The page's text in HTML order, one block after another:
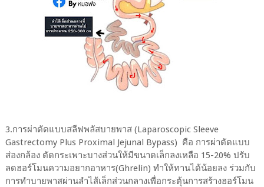
3.การผ่าตัดแบบสลีฟพลัสบายพาส (Laparoscopic Sleeve
Gastrectomy Plus Proximal Jejunal Bypass) คือ การผ่าตัดแบบ
ส่องกล้อง ตัดกระเพาะบางส่วนให้มีขนาดเล็กลงเหลือ 15-20% ปรับ
ลดฮอร์โมนความอยากอาหาร(Ghrelin) ทำให้ทานได้น้อยลง ร่วมกับ
การทำบายพาสผ่านลำไส้เล็กส่วนกลางเพื่อกระตุ้นการสร้างฮอร์โมน